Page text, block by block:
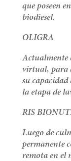
que poseen
biodiesel.
OLIGRA
Actualmente
virtual, para
su capacidad
la etapa de
RIS
Luego de
permanente
remota en el